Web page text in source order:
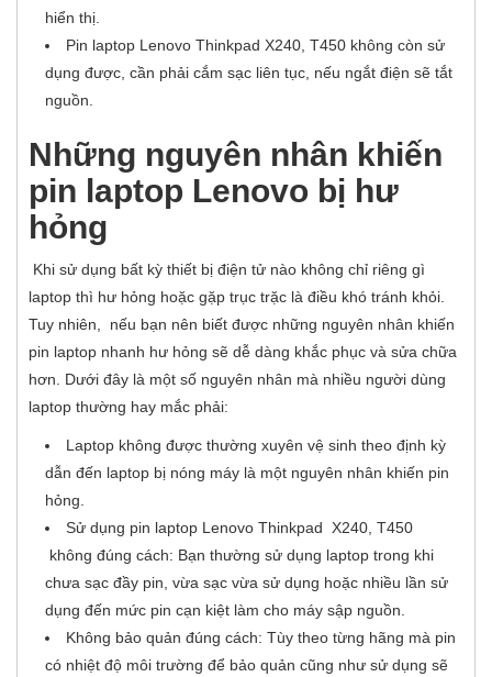
hiển thị.
Pin laptop Lenovo Thinkpad X240, T450 không còn sử
dụng được, cần phải cắm sạc liên tục, nếu ngắt điện sẽ tắt
nguồn.
Những nguyên nhân khiến
pin laptop Lenovo bị hư
hỏng
Khi sử dụng bất kỳ thiết bị điện tử nào không chỉ riêng gì
laptop thì hư hỏng hoặc gặp trục trặc là điều khó tránh khỏi.
Tuy nhiên, nếu bạn nên biết được những nguyên nhân khiến
pin laptop nhanh hư hỏng sẽ dễ dàng khắc phục và sửa chữa
hơn. Dưới đây là một số nguyên nhân mà nhiều người dùng
laptop thường hay mắc phải:
Laptop không được thường xuyên vệ sinh theo định kỳ
dẫn đến laptop bị nóng máy là một nguyên nhân khiến pin
hỏng.
Sử dụng pin laptop Lenovo Thinkpad X240, T450
không đúng cách: Bạn thường sử dụng laptop trong khi
chưa sạc đầy pin, vừa sạc vừa sử dụng hoặc nhiều lần sử
dụng đến mức pin cạn kiệt làm cho máy sập nguồn.
Không bảo quản đúng cách: Tùy theo từng hãng mà pin
có nhiệt độ môi trường để bảo quản cũng như sử dụng sẽ